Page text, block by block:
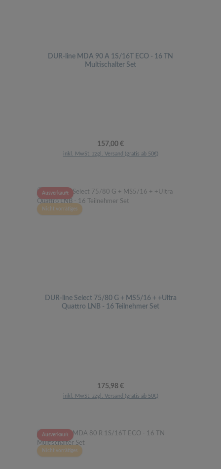
DUR-line MDA 90 A 1S/16T ECO - 16 TN
Multischalter Set
Regulärer Preis:
157,00 €
inkl. MwSt. zzgl. Versand (gratis ab 50€)
Ausverkauft
Nicht vorrätiges
DUR-line Select 75/80 G + MS5/16 + +Ultra
Quattro LNB - 16 Teilnehmer Set
Regulärer Preis:
175,98 €
inkl. MwSt. zzgl. Versand (gratis ab 50€)
Ausverkauft
Nicht vorrätiges